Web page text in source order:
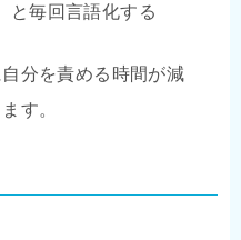
と毎回言語化する
分を責める時間が減
す。